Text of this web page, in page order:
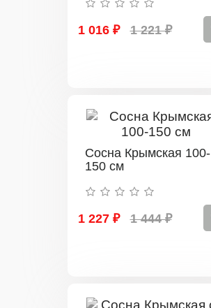
1 016 ₽ 1 221 ₽
Сосна Крымская 100-
150 см
1 227 ₽ 1 444 ₽